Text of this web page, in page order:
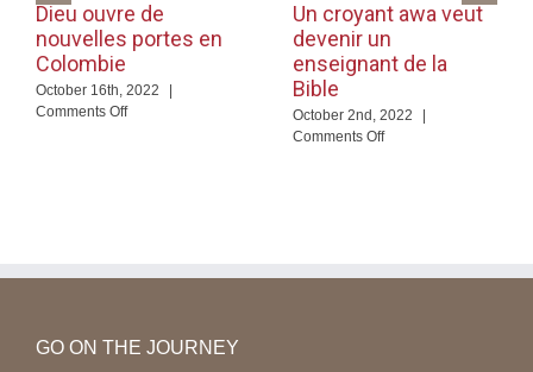
Dieu ouvre de
nouvelles portes en
Colombie
October 16th, 2022
Comments Offon
Un croyant awa veut
devenir un
enseignant de la
Bible
October 2nd, 2022
Comments Offon
GO ON THE JOURNEY